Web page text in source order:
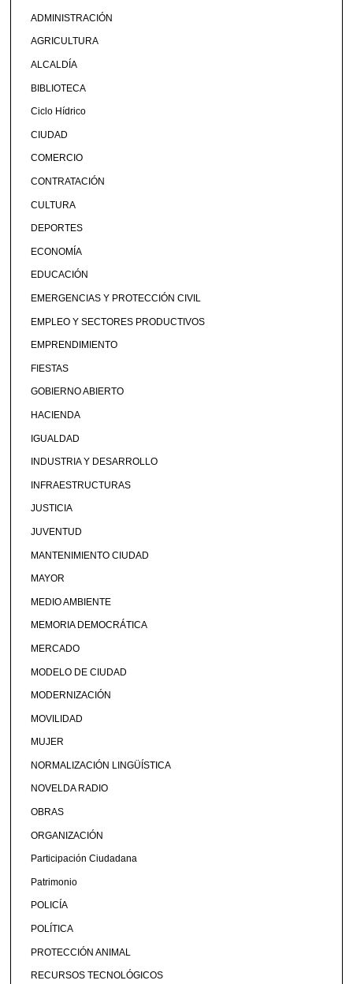
ADMINISTRACIÓN
AGRICULTURA
ALCALDÍA
BIBLIOTECA
Ciclo Hídrico
CIUDAD
COMERCIO
CONTRATACIÓN
CULTURA
DEPORTES
ECONOMÍA
EDUCACIÓN
EMERGENCIAS Y PROTECCIÓN CIVIL
EMPLEO Y SECTORES PRODUCTIVOS
EMPRENDIMIENTO
FIESTAS
GOBIERNO ABIERTO
HACIENDA
IGUALDAD
INDUSTRIA Y DESARROLLO
INFRAESTRUCTURAS
JUSTICIA
JUVENTUD
MANTENIMIENTO CIUDAD
MAYOR
MEDIO AMBIENTE
MEMORIA DEMOCRÁTICA
MERCADO
MODELO DE CIUDAD
MODERNIZACIÓN
MOVILIDAD
MUJER
NORMALIZACIÓN LINGÜÍSTICA
NOVELDA RADIO
OBRAS
ORGANIZACIÓN
Participación Ciudadana
Patrimonio
POLICÍA
POLÍTICA
PROTECCIÓN ANIMAL
RECURSOS TECNOLÓGICOS